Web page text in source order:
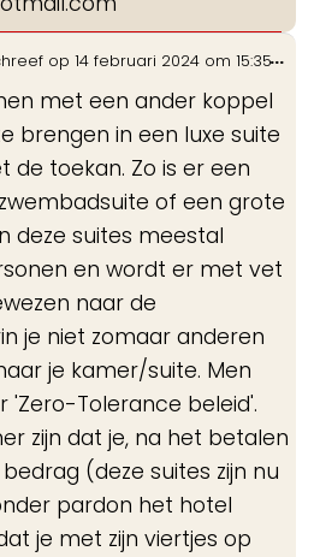
op 14 februari 2024 om 15:35
met een ander koppel
brengen in een luxe suite
de toekan. Zo is er een
of een grote
deze suites meestal
en wordt er met vet
naar de
je niet zomaar anderen
je kamer/suite. Men
'Zero-Tolerance beleid'.
zijn dat je, na het betalen
(deze suites zijn nu
pardon het hotel
je met zijn viertjes op
...